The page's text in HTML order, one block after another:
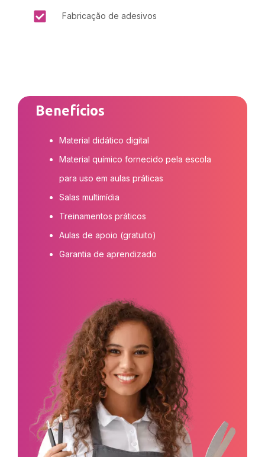
Fabricação de adesivos
Benefícios
Material didático digital
Material químico fornecido pela escola
para uso em aulas práticas
Salas multimídia
Treinamentos práticos
Aulas de apoio (gratuito)
Garantia de aprendizado